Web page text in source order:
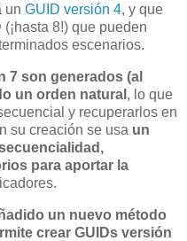
un GUID versión 4, y que
8!) que pueden
escenarios.
7 son generados (al
un orden natural , lo que
y recuperarlos en
su creación se usa un
para aportar la
un nuevo método
crear GUIDs versión